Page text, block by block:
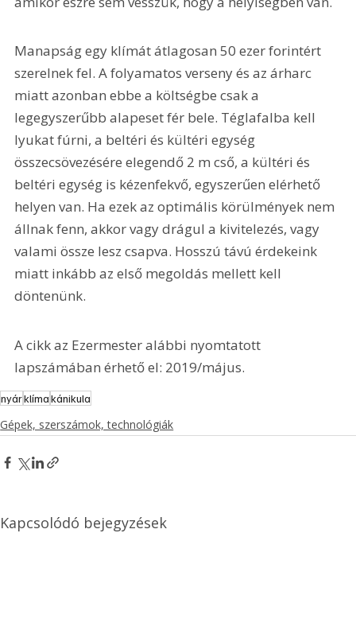
Manapság egy klímát átlagosan 50 ezer forintért
szerelnek fel. A folyamatos verseny és az árharc
miatt azonban ebbe a költségbe csak a
legegyszerűbb alapeset fér bele. Téglafalba kell
lyukat fúrni, a beltéri és kültéri egység
összecsövezésére elegendő 2 m cső, a kültéri és
beltéri egység is kézenfekvő, egyszerűen elérhető
helyen van. Ha ezek az optimális körülmények nem
állnak fenn, akkor vagy drágul a kivitelezés, vagy
valami össze lesz csapva. Hosszú távú érdekeink
miatt inkább az első megoldás mellett kell
döntenünk.
A cikk az Ezermester alábbi nyomtatott
lapszámában érhető el: 2019/május.
nyárklímakánikula
Gépek, szerszámok, technológiák
Kapcsolódó bejegyzések